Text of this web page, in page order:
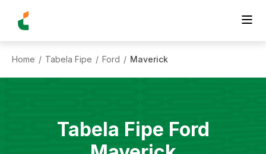
Home / Tabela Fipe / Ford / Maverick
Tabela Fipe Ford